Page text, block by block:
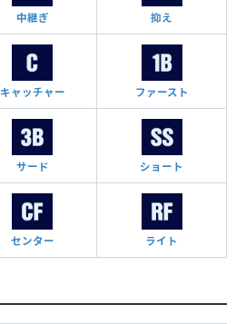
中継ぎ 抑え
キャッチャー ファースト
サード ショート
センター ライト